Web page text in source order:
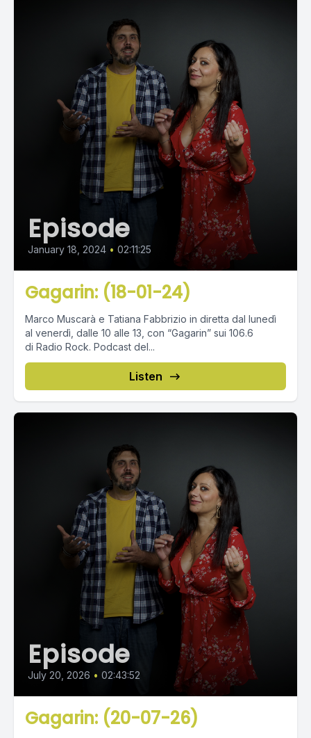
Episode
January 18, 2024 • 02:11:25
Gagarin: (18-01-24)
Marco Muscarà e Tatiana Fabbrizio in diretta dal lunedì
al venerdì, dalle 10 alle 13, con “Gagarin” sui 106.6
di Radio Rock. Podcast del...
Listen
Episode
July 20, 2026 • 02:43:52
Gagarin: (20-07-26)